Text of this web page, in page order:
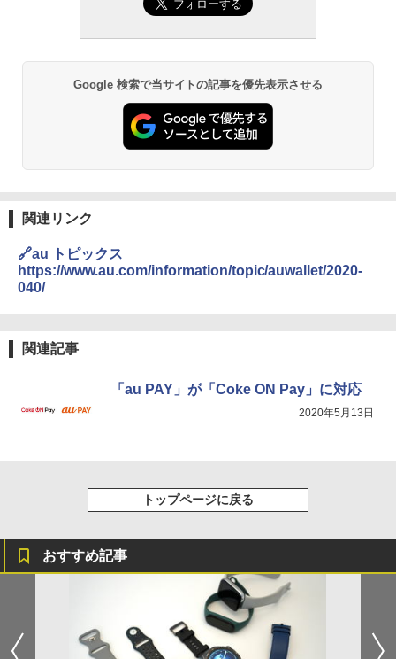
Google 検索で当サイトの記事を優先表示させる
関連リンク
🔗au トピックス
https://www.au.com/information/topic/auwallet/2020-
040/
関連記事
「au PAY」が「Coke ON Pay」に対応
2020年5月13日
トップページに戻る
おすすめ記事